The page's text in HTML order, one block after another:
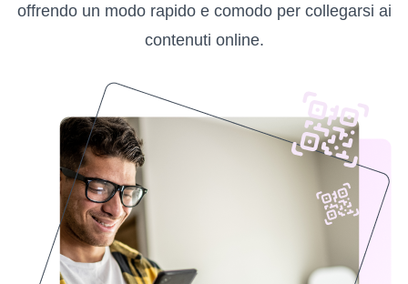
offrendo un modo rapido e comodo per collegarsi ai
contenuti online.